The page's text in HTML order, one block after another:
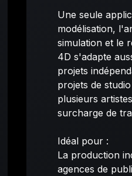
Une seule
modélisation,
simulation et le
4D s'adapte
projets
projets de
plusieurs
surcharge de
Idéal pour :
La production
agences de